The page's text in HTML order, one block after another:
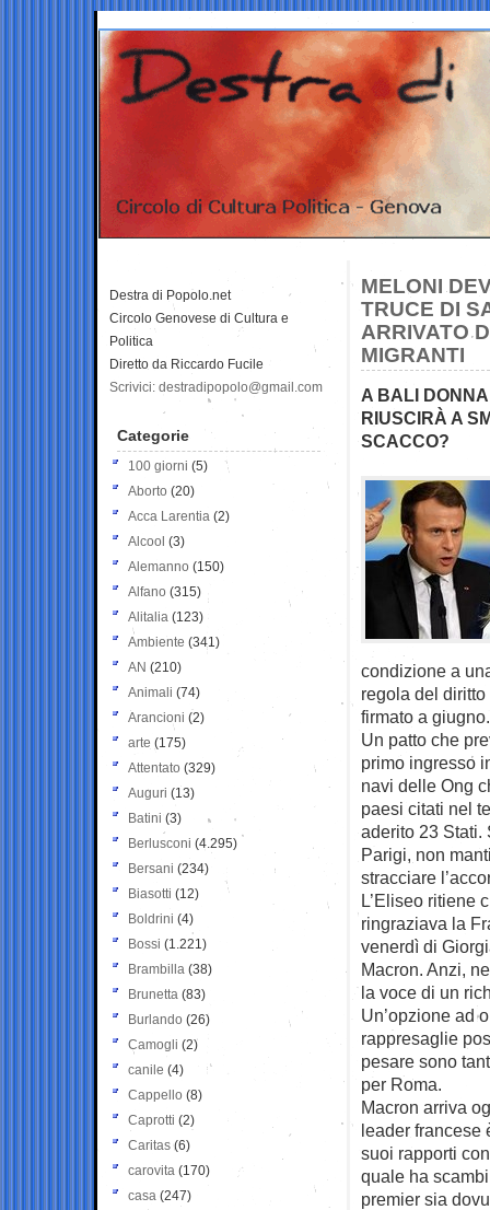
MELONI
TRUCE DI
ARRIVATO
MIGRANTI
A BALI
RIUSCIRÀ A
SCACCO?
condizione a
regola del
firmato a giugno.
Un patto che
primo ingresso
navi delle Ong
paesi citati nel
aderito 23 Stati.
Parigi, non
stracciare
L’Eliseo ritiene
ringraziava la
venerdì di
Macron. Anzi,
la voce di un
Un’opzione ad
rappresaglie
pesare sono
per Roma.
Macron arriva
leader francese
suoi rapporti
quale ha
premier sia
Destra di Popolo.net
Circolo Genovese di Cultura e
Politica
Diretto da Riccardo Fucile
Scrivici: destradipopolo@gmail.com
Categorie
100 giorni (5)
Aborto (20)
Acca Larentia (2)
Alcool (3)
Alemanno (150)
Alfano (315)
Alitalia (123)
Ambiente (341)
AN (210)
Animali (74)
Arancioni (2)
arte (175)
Attentato (329)
Auguri (13)
Batini (3)
Berlusconi (4.295)
Bersani (234)
Biasotti (12)
Boldrini (4)
Bossi (1.221)
Brambilla (38)
Brunetta (83)
Burlando (26)
Camogli (2)
canile (4)
Cappello (8)
Caprotti (2)
Caritas (6)
carovita (170)
casa (247)